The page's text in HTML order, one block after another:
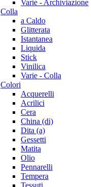
Varie - Archiviazione
Colla
a Caldo
Glitterata
Istantanea
Liquida
Stick
Vinilica
Varie - Colla
Colori
Acquerelli
Acrilici
Cera
China (di)
Dita (a)
Gessetti
Matita
Olio
Pennarelli
Tempera
Tessuti